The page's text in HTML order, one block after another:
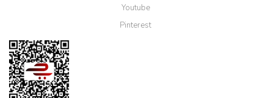
Youtube
Pinterest